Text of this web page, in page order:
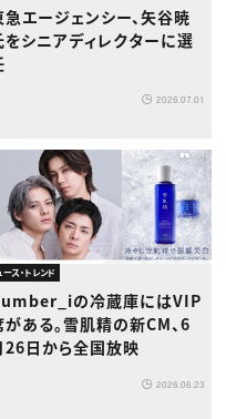
がる×メディア
急エージェンシー、矢谷暁
をシニアディレクターに選
2026.07.01
ース・トレンド
の冷蔵庫にはVIP
がある。雪肌精の新CM、6
26日から全国放映
2026.06.23